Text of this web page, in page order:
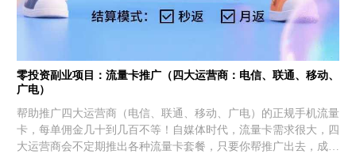
零投资副业项目：流量卡推广（四大运营商：电信、联通、移动、
广电）
帮助推广四大运营商（电信、联通、移动、广电）的正规手机流量
卡，每单佣金几十到几百不等！自媒体时代，流量卡需求很大，四
大运营商会不定期推出各种流量卡套餐，只要你帮推广出去，成功